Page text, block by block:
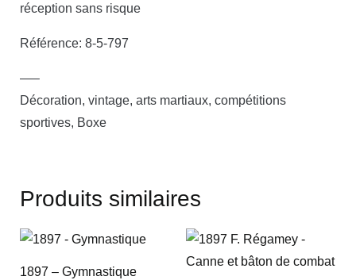
réception sans risque
Référence: 8-5-797
—–
Décoration, vintage, arts martiaux, compétitions
sportives, Boxe
Produits similaires
1897 – Gymnastique